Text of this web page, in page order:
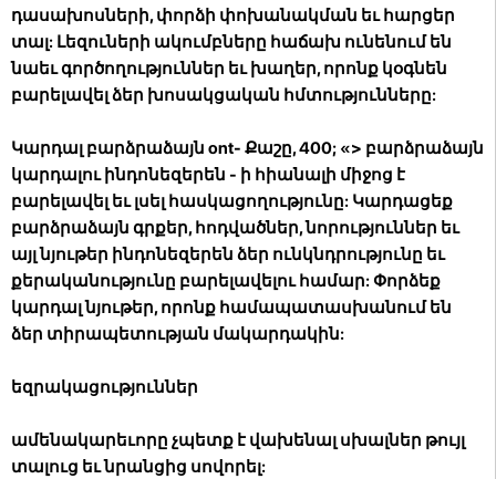
դասախոսների, փորձի փոխանակման եւ հարցեր
տալ: Լեզուների ակումբները հաճախ ունենում են
նաեւ գործողություններ եւ խաղեր, որոնք կօգնեն
բարելավել ձեր խոսակցական հմտությունները:
Կարդալ բարձրաձայն ont- Քաշը, 400; «> բարձրաձայն
կարդալու ինդոնեզերեն - ի հիանալի միջոց է
բարելավել եւ լսել հասկացողությունը: Կարդացեք
բարձրաձայն գրքեր, հոդվածներ, նորություններ եւ
այլ նյութեր ինդոնեզերեն ձեր ունկնդրությունը եւ
քերականությունը բարելավելու համար: Փորձեք
կարդալ նյութեր, որոնք համապատասխանում են
ձեր տիրապետության մակարդակին:
եզրակացություններ
ամենակարեւորը չպետք է վախենալ սխալներ թույլ
տալուց եւ նրանցից սովորել: